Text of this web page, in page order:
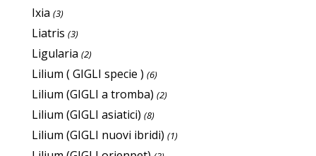
Ixia (3)
Liatris (3)
Ligularia (2)
Lilium ( GIGLI specie ) (6)
Lilium (GIGLI a tromba) (2)
Lilium (GIGLI asiatici) (8)
Lilium (GIGLI nuovi ibridi) (1)